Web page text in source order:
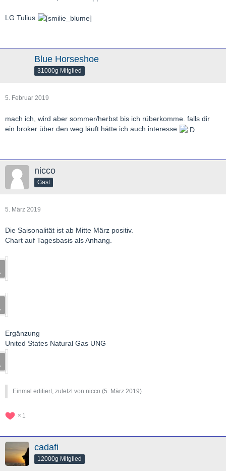
LG Tulius
Blue Horseshoe
31000g Mitglied
5. Februar 2019
mach ich, wird aber sommer/herbst bis ich rüberkomme. falls dir
ein broker über den weg läuft hätte ich auch interesse
nicco
Gast
5. März 2019
Die Saisonalität ist ab Mitte März positiv.
Chart auf Tagesbasis als Anhang.
Ergänzung
United States Natural Gas UNG
Einmal editiert, zuletzt von nicco (5. März 2019)
1
cadafi
12000g Mitglied